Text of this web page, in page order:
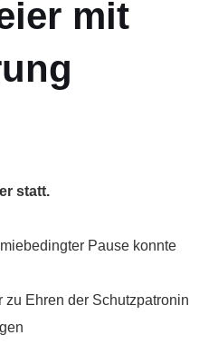
mit
statt.
Pause konnte
Ehren der Schutzpatronin